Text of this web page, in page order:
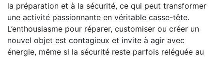
la préparation et à la sécurité, ce qui peut transformer
une activité passionnante en véritable casse-tête.
L’enthousiasme pour réparer, customiser ou créer un
nouvel objet est contagieux et invite à agir avec
énergie, même si la sécurité reste parfois reléguée au